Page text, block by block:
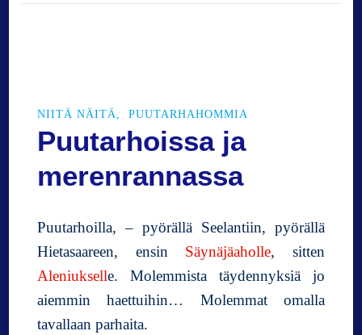
a
k
a
NIITÄ NÄITÄ PUUTARHAHOMMIA
Puutarhoissa ja
merenrannassa
Puutarhoilla, – pyörällä Seelantiin, pyörällä
Hietasaareen, ensin Säynäjäaholle, sitten
Aleniukselle. Molemmista täydennyksiä jo
aiemmin haettuihin… Molemmat omalla
tavallaan parhaita.